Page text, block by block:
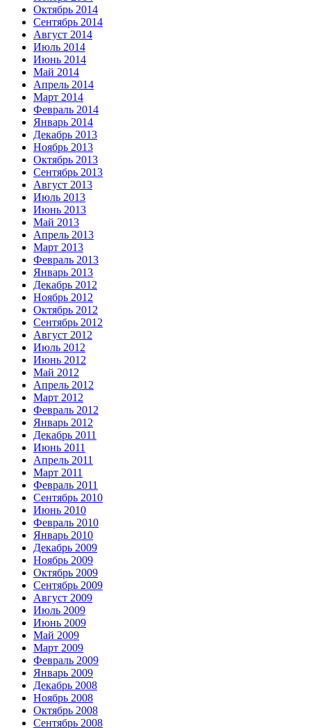
Октябрь 2014
Сентябрь 2014
Август 2014
Июль 2014
Июнь 2014
Май 2014
Апрель 2014
Март 2014
Февраль 2014
Январь 2014
Декабрь 2013
Ноябрь 2013
Октябрь 2013
Сентябрь 2013
Август 2013
Июль 2013
Июнь 2013
Май 2013
Апрель 2013
Март 2013
Февраль 2013
Январь 2013
Декабрь 2012
Ноябрь 2012
Октябрь 2012
Сентябрь 2012
Август 2012
Июль 2012
Июнь 2012
Май 2012
Апрель 2012
Март 2012
Февраль 2012
Январь 2012
Декабрь 2011
Июнь 2011
Апрель 2011
Март 2011
Февраль 2011
Сентябрь 2010
Июнь 2010
Февраль 2010
Январь 2010
Декабрь 2009
Ноябрь 2009
Октябрь 2009
Сентябрь 2009
Август 2009
Июль 2009
Июнь 2009
Май 2009
Март 2009
Февраль 2009
Январь 2009
Декабрь 2008
Ноябрь 2008
Октябрь 2008
Сентябрь 2008